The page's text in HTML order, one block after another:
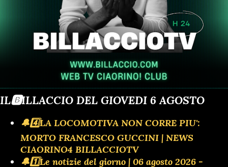
IL🅱️ILLACCIO DEL GIOVEDI 6 AGOSTO
🔔4️⃣LA LOCOMOTIVA NON CORRE PIU':
MORTO FRANCESCO GUCCINI | NEWS
CIAORINO4 BILLACCIOTV
🔔1️⃣Le notizie del giorno | 06 agosto 2026 -